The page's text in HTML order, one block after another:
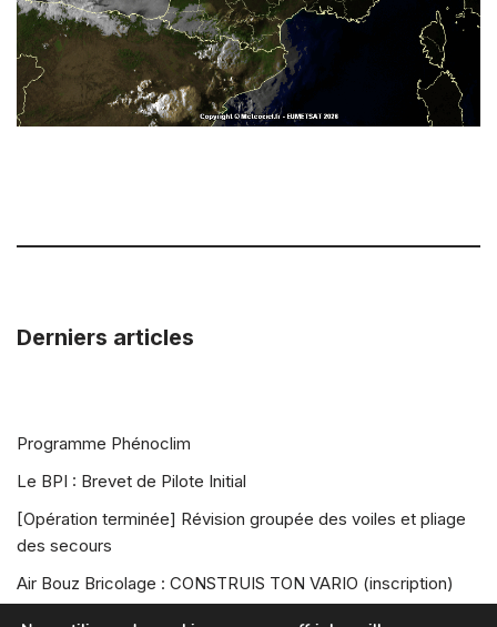
Derniers articles
Programme Phénoclim
Le BPI : Brevet de Pilote Initial
[Opération terminée] Révision groupée des voiles et pliage
des secours
Air Bouz Bricolage : CONSTRUIS TON VARIO (inscription)
Air Bouz Rando Vol 2026